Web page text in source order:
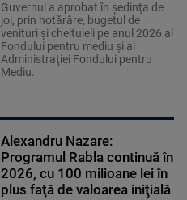
Guvernul a aprobat în şedinţa de
joi, prin hotărâre, bugetul de
venituri şi cheltuieli pe anul 2026 al
Fondului pentru mediu şi al
Administraţiei Fondului pentru
Mediu.
Alexandru Nazare:
Programul Rabla continuă în
2026, cu 100 milioane lei în
plus faţă de valoarea iniţială